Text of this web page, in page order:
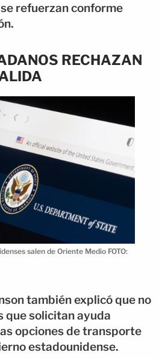
refuerzan conforme
RECHAZAN
salen de Oriente Medio FOTO:
también explicó que no
que solicitan ayuda
opciones de transporte
estadounidense.